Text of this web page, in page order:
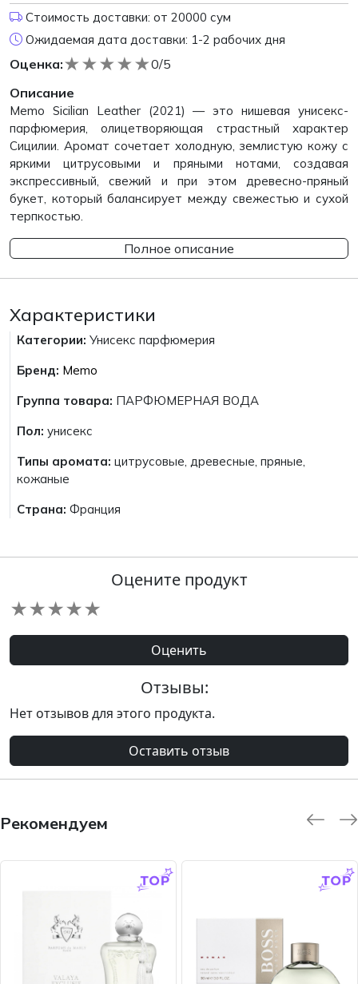
Стоимость доставки: от 20000 сум
Ожидаемая дата доставки: 1-2 рабочих дня
Оценка: ★
★
★
★
★
0/5
Описание
Memo Sicilian Leather (2021) — это нишевая унисекс-
парфюмерия, олицетворяющая страстный характер
Сицилии. Аромат сочетает холодную, землистую кожу с
яркими цитрусовыми и пряными нотами, создавая
экспрессивный, свежий и при этом древесно-пряный
букет, который балансирует между свежестью и сухой
терпкостью.
Полное описание
Характеристики
Категории: Унисекс парфюмерия
Бренд: Memo
Группа товара: ПАРФЮМЕРНАЯ ВОДА
Пол: унисекс
Типы аромата: цитрусовые, древесные, пряные,
кожаные
Страна: Франция
Оцените продукт
★
★
★
★
★
Оценить
Отзывы:
Нет отзывов для этого продукта.
Оставить отзыв
Рекомендуем